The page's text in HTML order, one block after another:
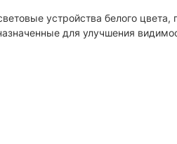
устройства белого
для улучшения